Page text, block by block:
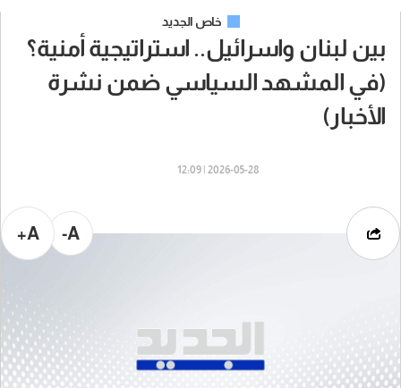
خاص الجديد
بين لبنان واسرائيل.. استراتيجية أمنية؟
(في المشهد السياسي ضمن نشرة
الأخبار)
2026-05-28 | 12:09
A-
A+